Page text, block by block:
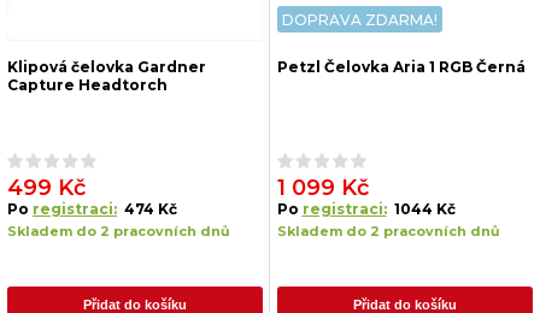
Klipová čelovka Gardner
Capture Headtorch
499 Kč
Po registraci: 474 Kč
Skladem do 2 pracovních dnů
Přidat do košíku
DOPRAVA ZDARMA!
Petzl Čelovka Aria 1 RGB Černá
1 099 Kč
Po registraci: 1044 Kč
Skladem do 2 pracovních dnů
Přidat do košíku